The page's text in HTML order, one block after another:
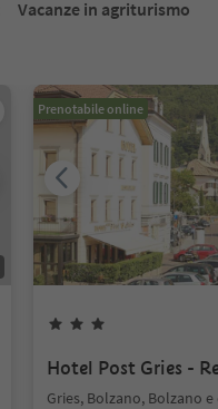
Vacanze in agriturismo
Prenotabile online
Hotel Post Gries -
Gries, Bolzano, Bolzano